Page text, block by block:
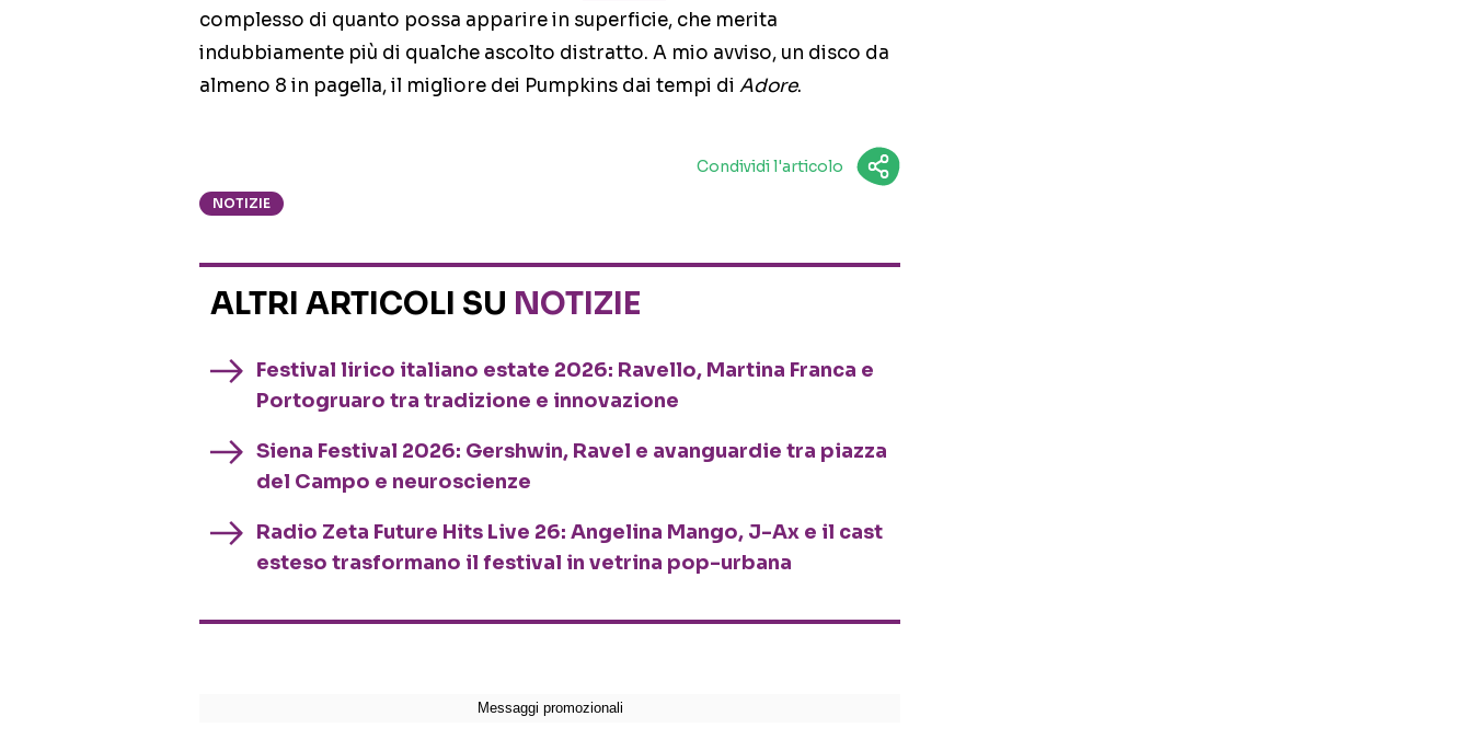
complesso di quanto possa apparire in superficie, che merita
indubbiamente più di qualche ascolto distratto. A mio avviso, un disco da
almeno 8 in pagella, il migliore dei Pumpkins dai tempi di Adore.
Condividi l'articolo
NOTIZIE
ALTRI ARTICOLI SU NOTIZIE
Festival lirico italiano estate 2026: Ravello, Martina Franca e
Portogruaro tra tradizione e innovazione
Siena Festival 2026: Gershwin, Ravel e avanguardie tra piazza
del Campo e neuroscienze
Radio Zeta Future Hits Live 26: Angelina Mango, J-Ax e il cast
esteso trasformano il festival in vetrina pop-urbana